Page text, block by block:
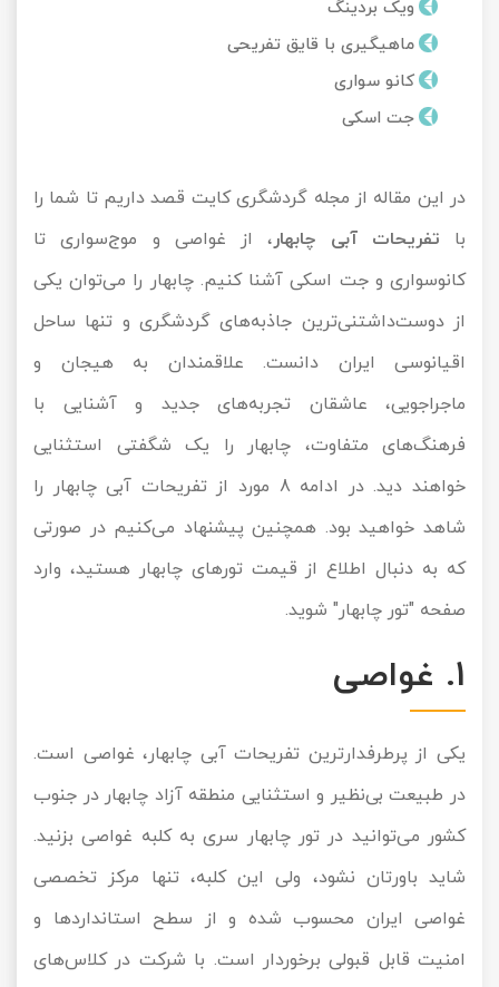
ویک بردینگ
ماهیگیری با قایق تفریحی
کانو سواری
جت اسکی
در این مقاله از مجله گردشگریکایت قصد داریم تا شما را
با تفریحات آبی چابهار، از غواصی و موج‌سواری تا
کانوسواری و جت‌ اسکی آشنا کنیم. چابهار را می‌توان یکی
از دوست‌داشتنی‌ترین جاذبه‌های گردشگری و تنها ساحل
اقیانوسی ایران دانست. علاقمندان به هیجان و
ماجراجویی، عاشقان تجربه‌های جدید و آشنایی با
فرهنگ‌های متفاوت، چابهار را یک شگفتی استثنایی
خواهند دید. در ادامه 8 مورد از تفریحات آبی چابهار را
شاهد خواهید بود. همچنین پیشنهاد می‌کنیم در صورتی
که به دنبال اطلاع از قیمت تورهای چابهار هستید، وارد
صفحه "تور چابهار" شوید.
1. غواصی
یکی از پرطرفدارترین تفریحات آبی چابهار، غواصی است.
در طبیعت بی‌نظیر و استثنایی منطقه آزاد چابهار در جنوب
کشور می‌توانید در تور چابهار سری به کلبه غواصی بزنید.
شاید باورتان نشود، ولی این کلبه، تنها مرکز تخصصی
غواصی ایران محسوب شده و از سطح استانداردها و
امنیت قابل قبولی برخوردار است. با شرکت در کلاس‌های
تور کویر مرنجاب
تور طبس
تور کویر مصر
تور هرمز
تور ماسوله
تور گلستان
تور سوباتان
تور کاشان
تور اصفهان
تور آفرود
اقساطی
تور کیش از بندرعباس
تور سنگاپور اقساطی
تور مالدیو
تور زیارتی اقساطی